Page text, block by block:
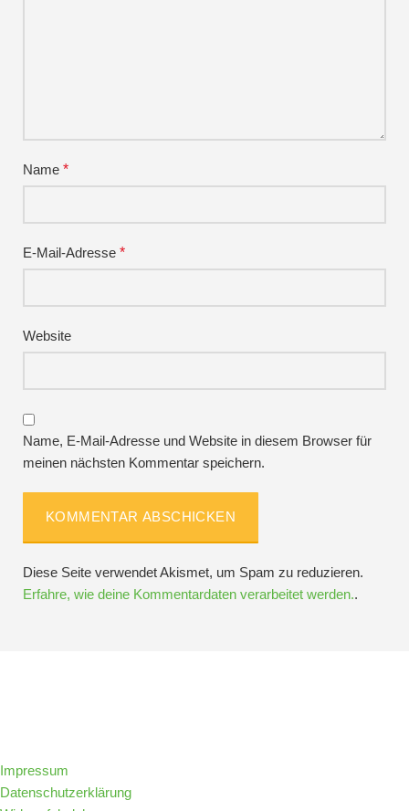
Name *
E-Mail-Adresse *
Website
Name, E-Mail-Adresse und Website in diesem Browser für
meinen nächsten Kommentar speichern.
Diese Seite verwendet Akismet, um Spam zu reduzieren.
Erfahre, wie deine Kommentardaten verarbeitet werden..
Impressum
Datenschutzerklärung